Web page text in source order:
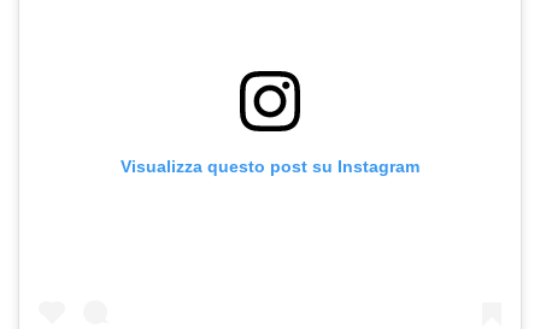
Visualizza questo post su Instagram